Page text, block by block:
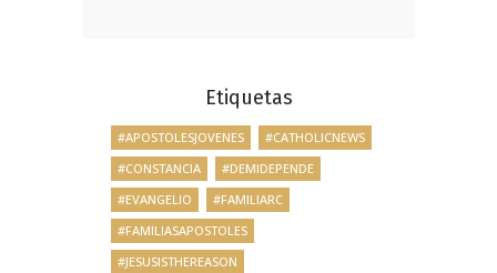
Etiquetas
#APOSTOLESJOVENES
#CATHOLICNEWS
#CONSTANCIA
#DEMIDEPENDE
#EVANGELIO
#FAMILIARC
#FAMILIASAPOSTOLES
#JESUSISTHEREASON